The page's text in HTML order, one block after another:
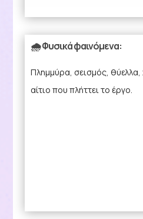
🌧️ Φυσικά φαινόμενα:
Πλημμύρα, σεισμός, θύελλα,
αίτιο που πλήττει το έργο.